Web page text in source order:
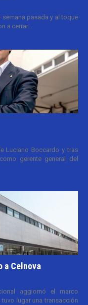
semana pasada y al toque
a cerrar...
Luciano Boccardo y tras
gerente general del
a Celnova
aggiornó el marco
lugar una transacción